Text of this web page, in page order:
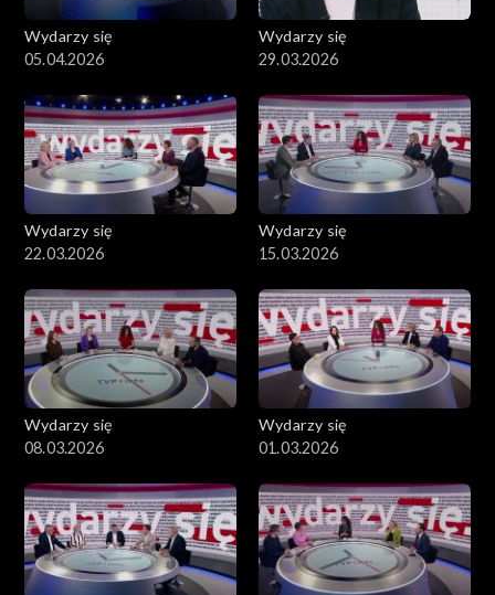
Wydarzy się
05.04.2026
Wydarzy się
29.03.2026
Wydarzy się
22.03.2026
Wydarzy się
15.03.2026
Wydarzy się
08.03.2026
Wydarzy się
01.03.2026